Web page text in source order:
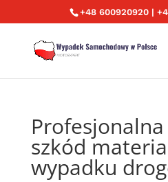
+48 600920920 |
szkód
wypadku